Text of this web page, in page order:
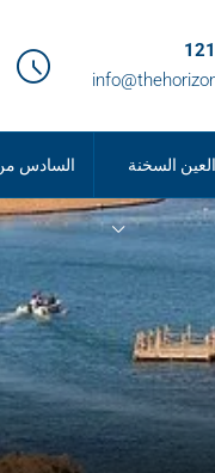
العين السخنة السادس من